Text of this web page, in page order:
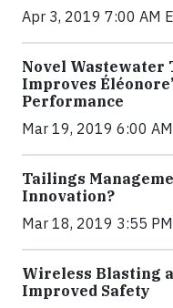
Apr 3, 2019 7:00 AM
Novel Wastewater
Improves
Performance
Mar 19, 2019 6:00
Tailings
Innovation?
Mar 18, 2019 3:55
Wireless Blasting
Improved Safety